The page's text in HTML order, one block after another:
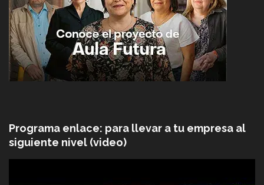
Programa enlace: para llevar a tu empresa al
siguiente nivel (video)